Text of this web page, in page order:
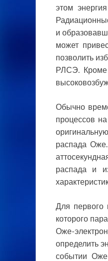
этом
и
может
позволить
РЛСЭ. Кроме
Обычно
процессов
распада
распада и
Для первого
которого
Оже-
определить
событии